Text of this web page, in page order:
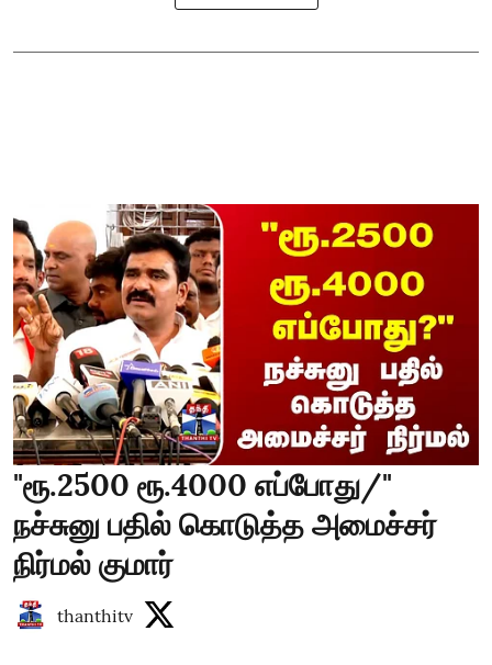
"ரூ.2500 ரூ.4000 எப்போது/"
நச்சுனு பதில் கொடுத்த அமைச்சர்
நிர்மல் குமார்
thanthitv